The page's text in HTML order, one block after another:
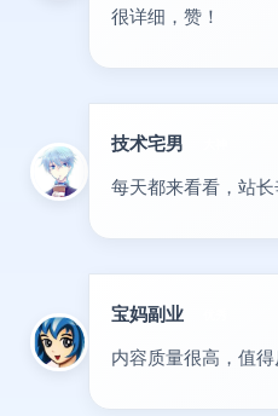
很详细，赞！
技术宅男
每天都来看看，站长
宝妈副业
内容质量很高，值得